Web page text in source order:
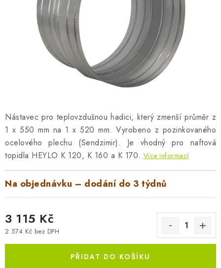
AKUMULAČNÍ KAMNA
ELEKTRICKÉ KRBY
Ceny přepravy
Ochrana osobních údajů
Náhradní díly Könner & Söhnen
Reklamační řád
Slovník pojmů
Zpětný odběr elektrozařízení a baterií
Návody
Novinky Blog Reference Katalog
Nástavec pro teplovzdušnou hadici, který zmenší průměr z
1 x 550 mm na 1 x 520 mm. Vyrobeno z pozinkovaného
ocelového plechu (Sendzimir). Je vhodný pro naftová
topidla HEYLO K 120, K 160 a K 170. Více informací
Na objednávku – dodání do 3 týdnů
3 115 Kč
2 574 Kč bez DPH
PŘIDAT DO KOŠÍKU